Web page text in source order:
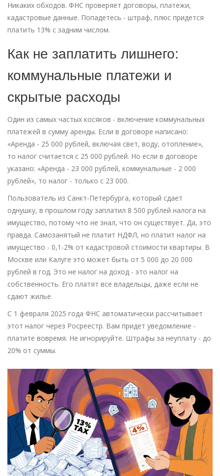
Никаких обходов. ФНС проверяет договоры, платежи,
кадастровые данные. Попадетесь - штраф, плюс придется
платить 13% с задним числом.
Как не заплатить лишнего:
коммунальные платежи и
скрытые расходы
Один из самых частых косяков - включение коммунальных
платежей в сумму аренды. Если в договоре написано:
«Аренда - 25 000 рублей, включая свет, воду, отопление»,
то налог считается с 25 000 рублей. Но если в договоре
указано: «Аренда - 23 000 рублей, коммунальные - 2 000
рублей», то налог - только с 23 000.
Пользователь из Санкт-Петербурга, который сдает
однушку, в прошлом году заплатил 8 500 рублей налога на
имущество, потому что не знал, что он существует. Да, это
правда. Самозанятый не платит НДФЛ, но платит налог на
имущество - 0,1-2% от кадастровой стоимости квартиры. В
Москве или Калуге это может быть от 5 000 до 20 000
рублей в год. Это не налог на доход - это налог на
собственность. Его платят все владельцы, даже если не
сдают жилье.
С 1 февраля 2025 года ФНС автоматически рассчитывает
этот налог через Росреестр. Вам придет уведомление -
платите вовремя. Не игнорируйте. Штрафы за неуплату - до
20% от суммы.